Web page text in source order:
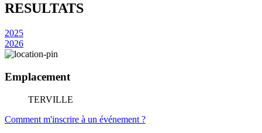
RESULTATS
2025
2026
Emplacement
TERVILLE
Comment m'inscrire à un événement ?